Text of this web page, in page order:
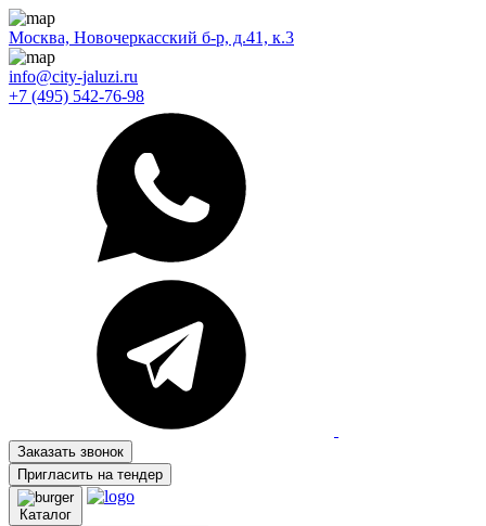
Москва, Новочеркасский б-р, д.41, к.3
info@city-jaluzi.ru
+7 (495) 542-76-98
Заказать звонок
Пригласить на тендер
Каталог